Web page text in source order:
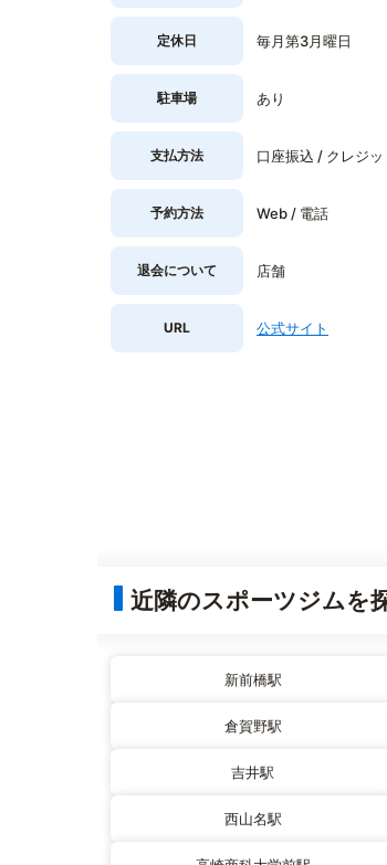
定休日 毎月第3月曜日
駐車場 あり
支払方法 口座振込 / クレジ
予約方法 Web / 電話
退会について 店舗
URL 公式サイト
近隣のスポーツジムを
新前橋駅
倉賀野駅
吉井駅
西山名駅